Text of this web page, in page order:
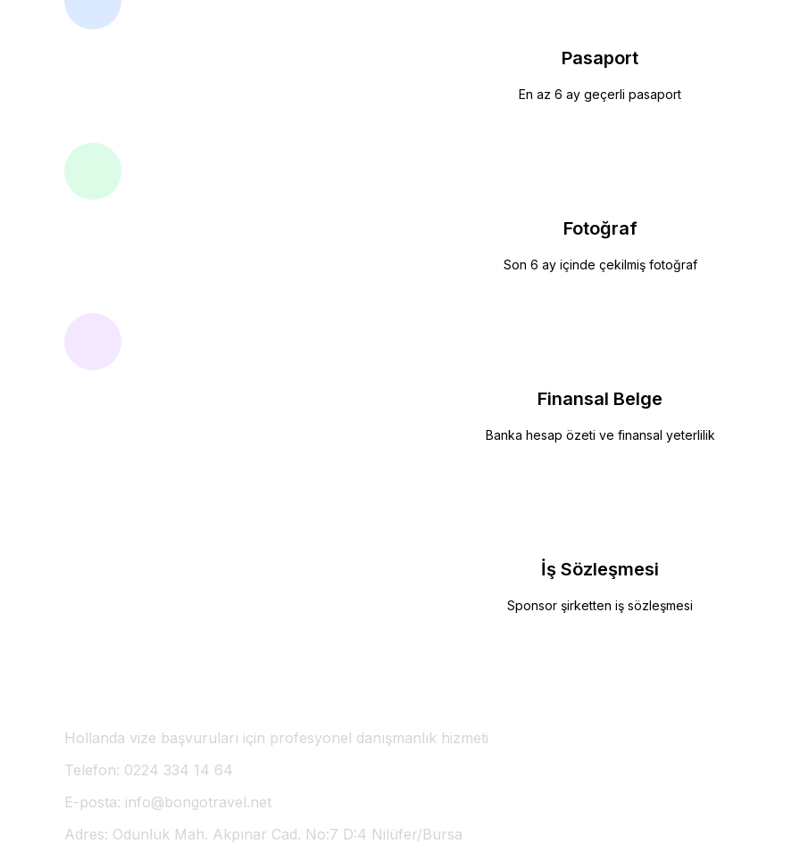
Pasaport
En az 6 ay geçerli pasaport
Fotoğraf
Son 6 ay içinde çekilmiş fotoğraf
Finansal Belge
Banka hesap özeti ve finansal yeterlilik
İş Sözleşmesi
Sponsor şirketten iş sözleşmesi
Hollanda vize başvuruları için profesyonel danışmanlık hizmeti
Telefon: 0224 334 14 64
E-posta: info@bongotravel.net
Adres: Odunluk Mah. Akpınar Cad. No:7 D:4 Nilüfer/Bursa